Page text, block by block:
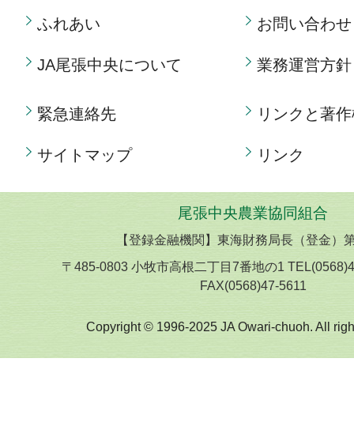
ふれあい
JA尾張中央について
お問い合わせ
業務運営方針
緊急連絡先
サイトマップ
リンクと著
リンク
尾張中央農業協同組合
【登録金融機関】東海財務局長（登金）
〒485-0803 小牧市高根二丁目7番地の1
FAX(0568)47-5611
Copyright © 1996-2025 JA Owari-chuoh. All